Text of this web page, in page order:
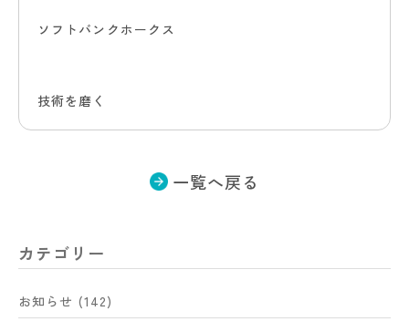
ソフトバンクホークス
技術を磨く
一覧へ戻る
カテゴリー
お知らせ (142)